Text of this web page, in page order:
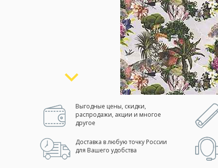
Заказать обратный звонок
Выгодные цены, скидки,
распродажи, акции и многое
другое
Доставка в любую точку России
для Вашего удобства